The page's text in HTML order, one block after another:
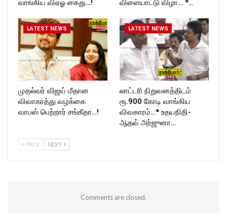
வாங்கிய விஏஓ கைது…! விளையாட்டு விழா… *…
LATEST NEWS
முதல்வர் விஜய் மீதான
விவாகரத்து வழக்கை
வாபஸ் பெற்றார் சங்கீதா…!
LATEST NEWS
லாட்டரி நிறுவனத்திடம்
ரூ.900 கோடி வாங்கிய
விவகாரம்…* உதயநிதி-
ஆதவ் அர்ஜுனா…
PREV NEXT
Comments are closed.